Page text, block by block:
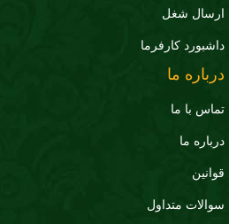
ارسال شغل
داشبورد کارفرما
درباره ما
تماس با ما
درباره ما
قوانین
سوالات متداول